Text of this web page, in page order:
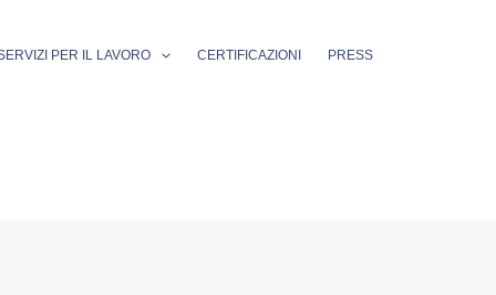
PER IL LAVORO CERTIFICAZIONI PRESS